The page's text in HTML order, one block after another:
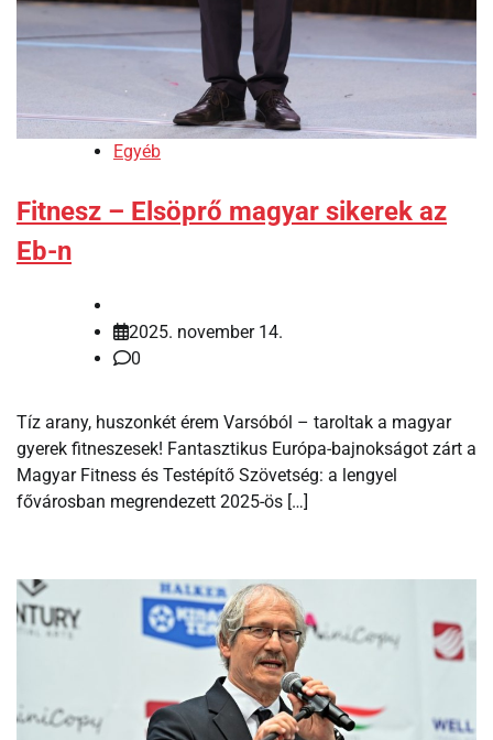
Egyéb
Fitnesz – Elsöprő magyar sikerek az
Eb-n
2025. november 14.
0
Tíz arany, huszonkét érem Varsóból – taroltak a magyar
gyerek fitneszesek! Fantasztikus Európa-bajnokságot zárt a
Magyar Fitness és Testépítő Szövetség: a lengyel
fővárosban megrendezett 2025-ös […]